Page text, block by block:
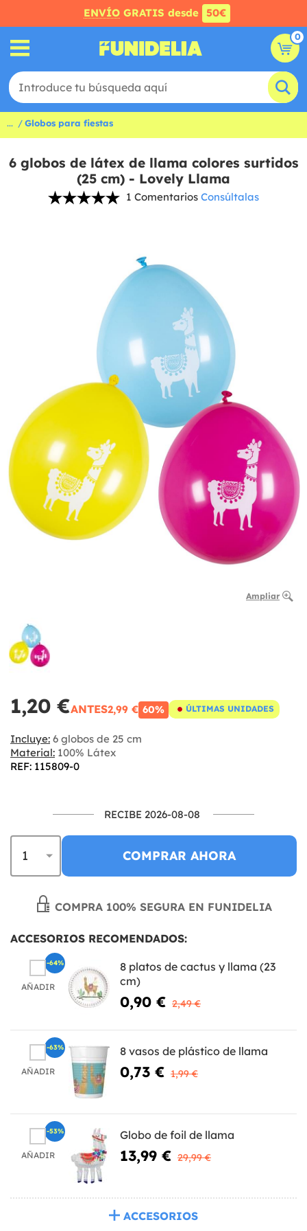
ENVÍO GRATIS desde 50€
0
... Globos para fiestas
6 globos de látex de llama colores surtidos
(25 cm) - Lovely Llama
1 Comentarios Consúltalas
Ampliar
1,20 €ANTES2,99 € 60% ÚLTIMAS UNIDADES
Incluye: 6 globos de 25 cm
Material: 100% Látex
REF: 115809-0
RECIBE 2026-08-08
COMPRAR AHORA
COMPRA 100% SEGURA EN FUNIDELIA
ACCESORIOS RECOMENDADOS:
AÑADIR
8 platos de cactus y llama (23
cm)
0,90 € 2,49 €
-64%
AÑADIR
8 vasos de plástico de llama
0,73 € 1,99 €
-63%
AÑADIR
Globo de foil de llama
13,99 € 29,99 €
-53%
ACCESORIOS